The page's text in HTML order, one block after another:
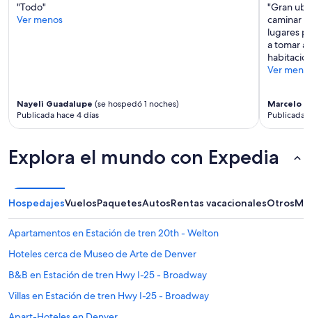
"Todo"
Ver menos
Nayeli Guadalupe (se hospedó 1 noches)
Publicada hace 4 días
"Gran
caminar
lugares
a tomar
Ver
Marcelo
Publicada
Explora el mundo con Expedia
HospedajesVuelosPaquetesAutosRentas vacacionalesOtros
Apartamentos en Estación de tren 20th - Welton
Hoteles cerca de Museo de Arte de Denver
B&B en Estación de tren Hwy I-25 - Broadway
Villas en Estación de tren Hwy I-25 - Broadway